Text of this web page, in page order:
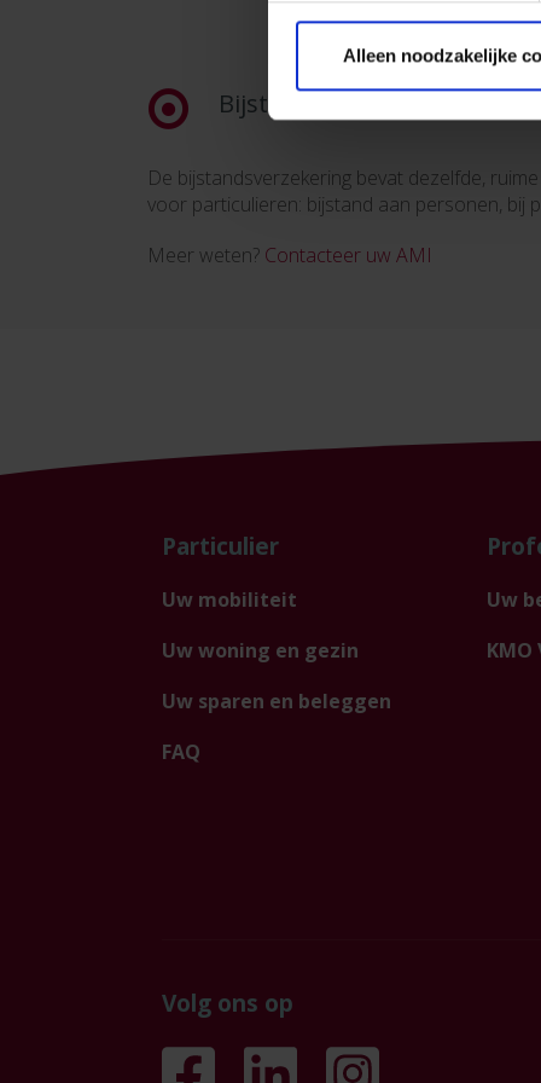
Alleen noodzakelijke
Bijstand
De bijstandsverzekering bevat dezelfde,
voor particulieren: bijstand aan personen, bij
Meer weten? Contacteer uw AMI
Particulier
Uw mobiliteit
Uw woning en gezin
Uw sparen en beleggen
FAQ
Uw
Volg ons op